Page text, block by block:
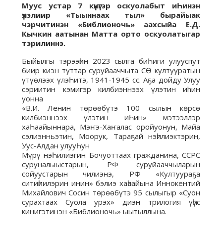
Муус устар 7 күнүгэр оскуолабыт иҺинэн
үлэлиир «Тыыннаах тыл» бырайыак
чэрчитинэн «Библионочь» аахсыйа Е.Д.
Кычкин аатынан Матта орто оскуолатыгар
тэрилиннэ.
Быйылгы тэрээһин 2023 сылга биҺиги улууспут
биир киэн туттар суруйааччыта СӨ култууратын
үтүөлээх үлэҺитэ, 1941-1945 сс. Аҕа дойду Улуу
сэриитин кэмигэр килбиэннээх үлэтин иhин
уонна
«В.И. Ленин төрөөбүтэ 100 сылын көрсө
килбиэннээх үлэтин иҺин» мэтээллэр
хаҺаайыннара, Мэҥэ-Хаҥалас оройуонун, Майа
сэлиэнньэтин, Моорук, Тараҕай нэһилиэктэрин,
Уус-Алдан улууҺун
Мүрү нэҺилиэгин Бочуоттаах гражданина, ССРС
суруналыыстарын, РФ суруйааччыларын
сойуустарын чилиэнэ, РФ «Култуураҕа
ситиһиилэрин инин» бэлиэ хаһаайына Иннокентий
Михайлович Сосин төрөөбүтэ 95 сылыгыр «Суон
сурахтаах Суола урэх» диэн трилогия үһүс
кинигэтинэн «Библионочь» ыытыллына.